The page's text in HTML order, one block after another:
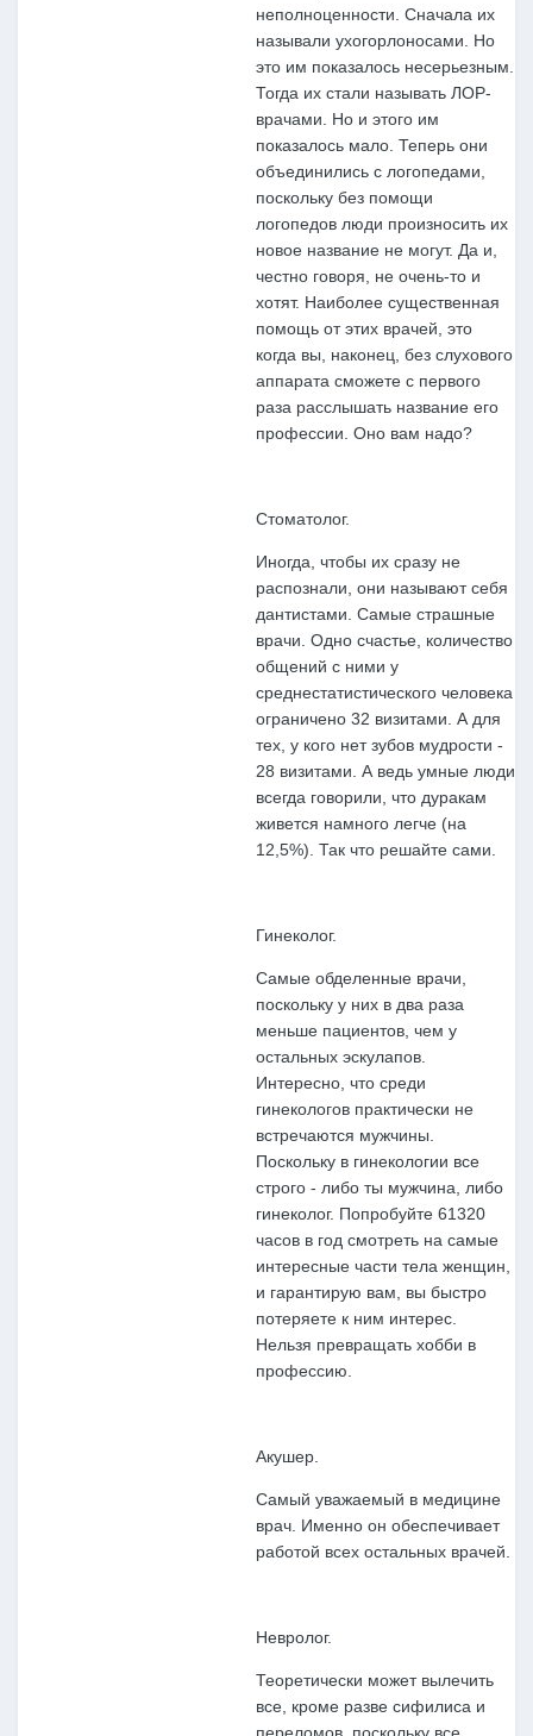
неполноценности. Сначала их
называли ухогорлоносами. Но
это им показалось несерьезным.
Тогда их стали называть ЛОР-
врачами. Но и этого им
показалось мало. Теперь они
объединились с логопедами,
поскольку без помощи
логопедов люди произносить их
новое название не могут. Да и,
честно говоря, не очень-то и
хотят. Наиболее существенная
помощь от этих врачей, это
когда вы, наконец, без слухового
аппарата сможете с первого
раза расслышать название его
профессии. Оно вам надо?
Стоматолог.
Иногда, чтобы их сразу не
распознали, они называют себя
дантистами. Самые страшные
врачи. Одно счастье, количество
общений с ними у
среднестатистического человека
ограничено 32 визитами. А для
тех, у кого нет зубов мудрости -
28 визитами. А ведь умные люди
всегда говорили, что дуракам
живется намного легче (на
12,5%). Так что решайте сами.
Гинеколог.
Самые обделенные врачи,
поскольку у них в два раза
меньше пациентов, чем у
остальных эскулапов.
Интересно, что среди
гинекологов практически не
встречаются мужчины.
Поскольку в гинекологии все
строго - либо ты мужчина, либо
гинеколог. Попробуйте 61320
часов в год смотреть на самые
интересные части тела женщин,
и гарантирую вам, вы быстро
потеряете к ним интерес.
Нельзя превращать хобби в
профессию.
Акушер.
Самый уважаемый в медицине
врач. Именно он обеспечивает
работой всех остальных врачей.
Невролог.
Теоретически может вылечить
все, кроме разве сифилиса и